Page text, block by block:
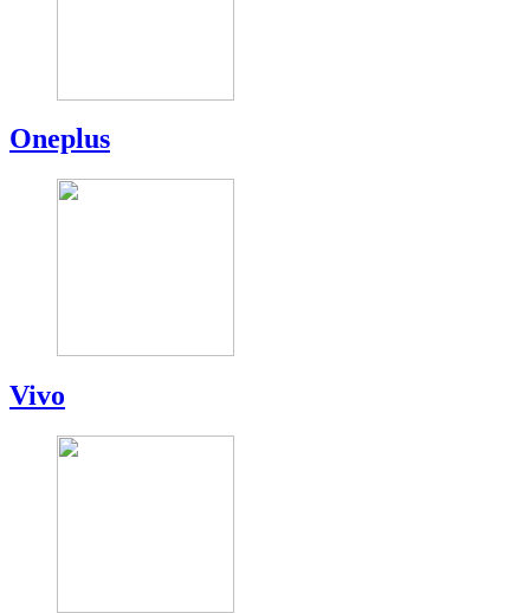
Oneplus
Vivo